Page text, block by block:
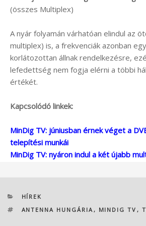
(összes Multiplex)
A nyár folyamán várhatóan elindul az
multiplex) is, a frekvenciák azonban
korlátozottan állnak rendelkezésre,
lefedettség nem fogja elérni a többi
értékét.
Kapcsolódó linkek:
MinDig TV: júniusban érnek véget a
telepítési munkái
MinDig TV: nyáron indul a két újabb
KATEGÓRIÁK
HÍREK
CÍMKÉK
ANTENNA HUNGÁRIA , MINDIG TV ,